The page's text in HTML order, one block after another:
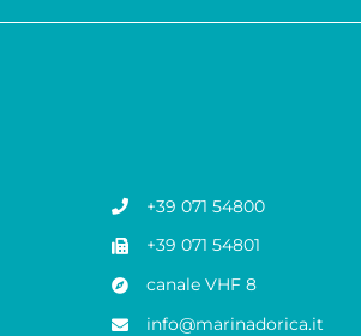
+39 071 54800
+39 071 54801
canale VHF 8
info@marinadorica.it